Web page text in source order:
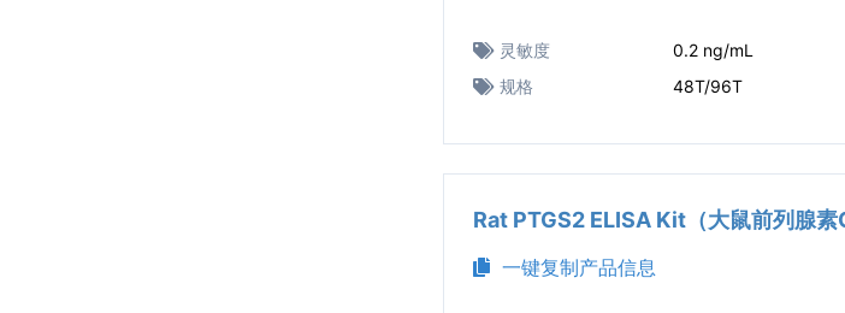
灵敏度
0.2 ng/mL
规格
48T/96T
Rat PTGS2 ELISA Kit（大鼠前列腺素
一键复制产品信息